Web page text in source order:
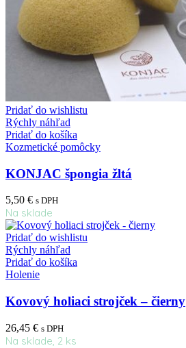
Pridať do wishlistu
Rýchly náhľad
Pridať do košíka
Kozmetické pomôcky
KONJAC špongia žltá
5,50 € s DPH
Na sklade
Pridať do wishlistu
Rýchly náhľad
Pridať do košíka
Holenie
Kovový holiaci strojček – čierny
26,45 € s DPH
Na sklade, 2 ks